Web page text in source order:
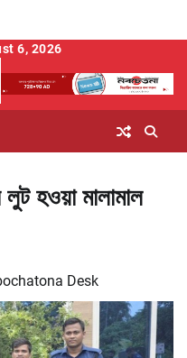
6, 2026
লুট হওয়া মালামাল
Desk